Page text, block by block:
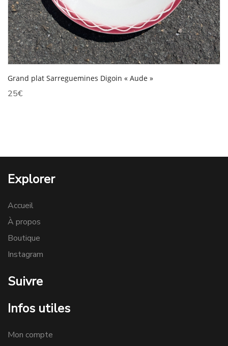
Grand plat Sarreguemines Digoin « Aude »
25€
Explorer
Accueil
À propos
Boutique
Instagram
Suivre
Infos utiles
Mon compte